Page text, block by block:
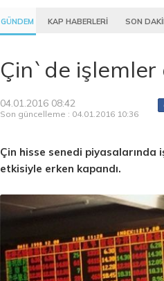
GÜNDEM KAP HABERLERİ SON
Çin`de
04.01.2016 08:42
Son güncelleme : 04.01.2016 10:36
Çin hisse senedi
etkisiyle erken kapandı.